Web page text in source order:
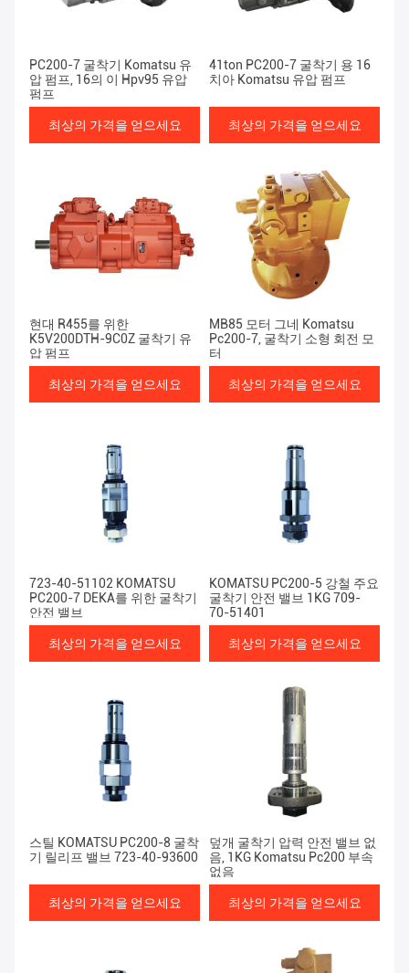
PC200-7 굴착기 Komatsu 유
압 펌프, 16의 이 Hpv95 유압
펌프
최상의 가격을 얻으세요
41ton PC200-7 굴착기 용 16
치아 Komatsu 유압 펌프
최상의 가격을 얻으세요
현대 R455를 위한
K5V200DTH-9C0Z 굴착기 유
압 펌프
최상의 가격을 얻으세요
MB85 모터 그네 Komatsu
Pc200-7, 굴착기 소형 회전 모
터
최상의 가격을 얻으세요
723-40-51102 KOMATSU
PC200-7 DEKA를 위한 굴착기
안전 밸브
최상의 가격을 얻으세요
KOMATSU PC200-5 강철 주요
굴착기 안전 밸브 1KG 709-
70-51401
최상의 가격을 얻으세요
스틸 KOMATSU PC200-8 굴착
기 릴리프 밸브 723-40-93600
최상의 가격을 얻으세요
덮개 굴착기 압력 안전 밸브 없
음, 1KG Komatsu Pc200 부속
없음
최상의 가격을 얻으세요